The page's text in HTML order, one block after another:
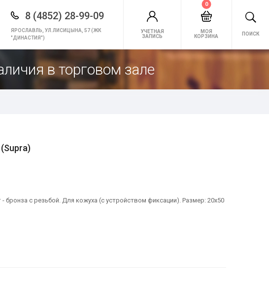
8 (4852) 28-99-09
ЯРОСЛАВЛЬ, УЛ.ЛИСИЦЫНА, 57 (ЖК
"ДИНАСТИЯ")
УЧЕТНАЯ
ЗАПИСЬ
МОЯ
КОРЗИНА
0
ПОИСК
в торговом зале
бронза с резьбой. Для кожуха (с устройством фиксации). Размер: 20х50